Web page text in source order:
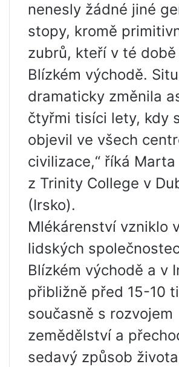
nenesly žádné jiné
stopy, kromě
zubrů, kteří v té době
Blízkém východě.
dramaticky změnila
čtyřmi tisíci lety, kdy
objevil ve všech
civilizace,“ říká
z Trinity College v
(Irsko).
Mlékárenství vzniklo
lidských
Blízkém východě a v
přibližně před 15-10
současně s rozvojem
zemědělství a
sedavý způsob